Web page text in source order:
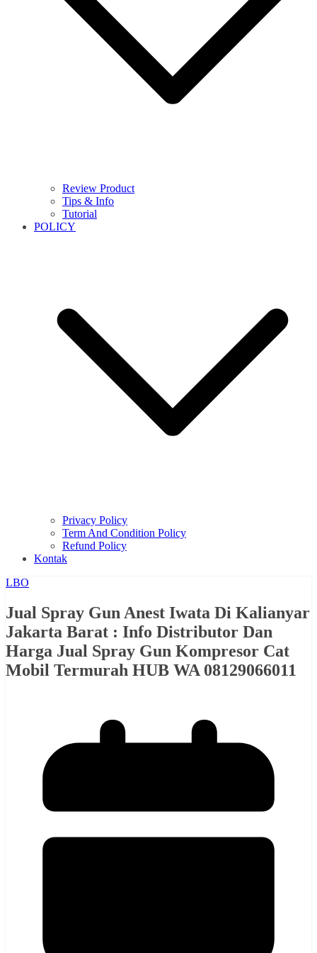
Review Product
Tips & Info
Tutorial
POLICY
Privacy Policy
Term And Condition Policy
Refund Policy
Kontak
LBO
Jual Spray Gun Anest Iwata Di Kalianyar
Jakarta Barat : Info Distributor Dan
Harga Jual Spray Gun Kompresor Cat
Mobil Termurah HUB WA 08129066011